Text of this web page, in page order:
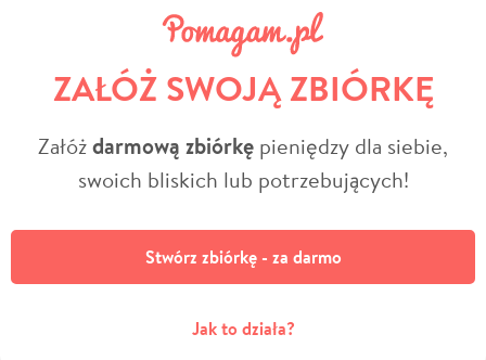
ZAŁÓŻ SWOJĄ ZBIÓRKĘ
Załóżdarmową zbiórkę pieniędzy dla siebie,
swoich bliskich lub potrzebujących!
Stwórz zbiórkę - za darmo
Jak to działa?